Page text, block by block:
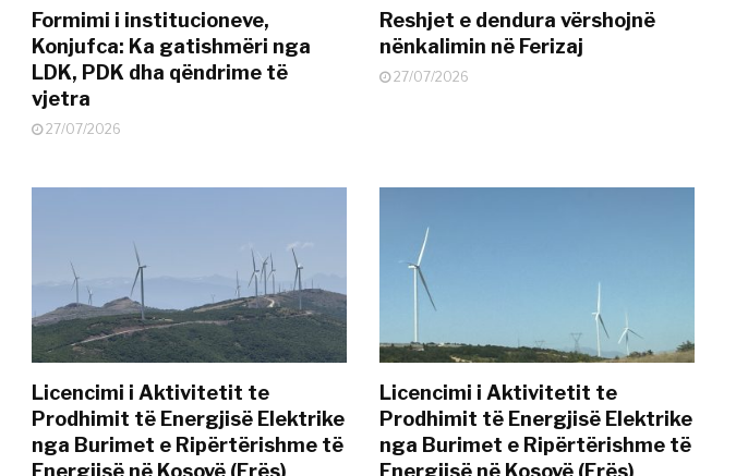
Formimi i institucioneve,
Konjufca: Ka gatishmëri nga
LDK, PDK dha qëndrime të
vjetra
27/07/2026
Reshjet e dendura vërshojnë
nënkalimin në Ferizaj
27/07/2026
Licencimi i Aktivitetit te
Prodhimit të Energjisë Elektrike
nga Burimet e Ripërtërishme të
Energjisë në Kosovë (Erës)
Licencimi i Aktivitetit te
Prodhimit të Energjisë Elektrike
nga Burimet e Ripërtërishme të
Energjisë në Kosovë (Erës)